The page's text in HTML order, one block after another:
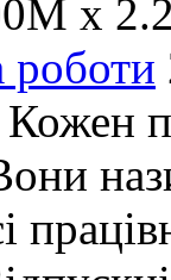
x
роботи
Кожен